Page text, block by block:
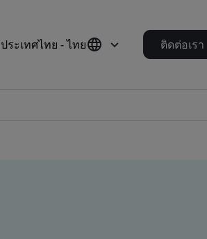
ประเทศไทย - ไทย ติดต่อเรา